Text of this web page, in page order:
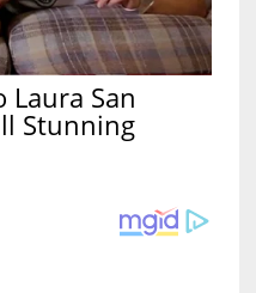
Laura San
Stunning